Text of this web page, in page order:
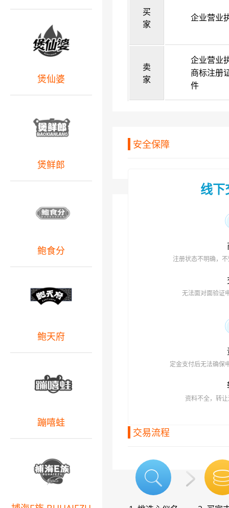
买
家
企业营业
卖
家
企业营业
商标注册
件
安全保障
线下
注册状态不明确，
无法面对面验证
定金支付后无法确保
资料不全，转
交易流程
煲仙婆
煲鲜郎
鲍食分
鲍天府
蹦嘻蛙